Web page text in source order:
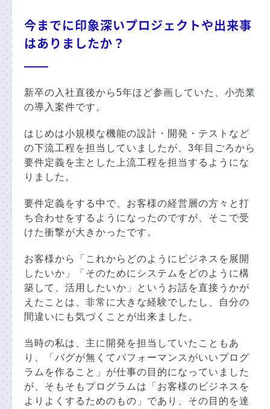
今までに印象深いプロジェクトや出来事
はありましたか？
新卒の入社直後から5年ほど参画していた、小売業
の導入案件です。
はじめは小規模な機能の設計・開発・テストなど
の下流工程を担当していましたが、3年目ごろから
要件定義を主とした上流工程を担当するようにな
りました。
要件定義をする中で、お客様の経営層の方々と打
ち合わせをするようになったのですが、そこで受
けた衝撃が大きかったです。
お客様から「これからどのようにビジネスを展開
したいか」「そのためにシステムをどのように構
築して、活用したいか」というお話を直接うかが
えたことは、非常に大きな経験でしたし、自分の
間違いにも気づくことが出来ました。
当時の私は、主に開発を担当していたこともあ
り、「バグが無くてパフォーマンスがいいプログ
ラムを作ること」が仕事の目的になっていました
が、そもそもプログラムは「お客様のビジネスを
よりよくするためのもの」であり、その目的を達